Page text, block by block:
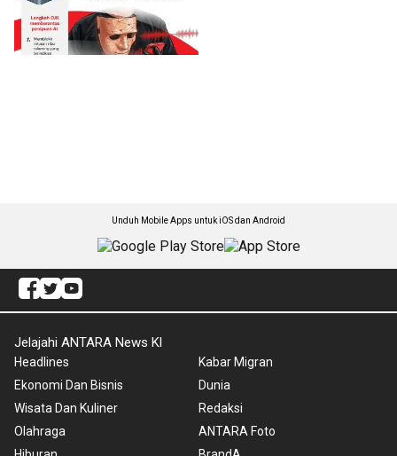
Unduh Mobile Apps untuk iOS dan Android
Jelajahi ANTARA News Kl
Headlines
Ekonomi Dan Bisnis
Wisata Dan Kuliner
Olahraga
Kabar Migran
Dunia
Redaksi
ANTARA Foto